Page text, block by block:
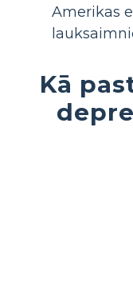
Amerikas
Kā